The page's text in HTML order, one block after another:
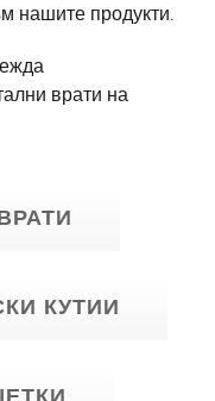
нашите продукти.
врати на
КУТИИ